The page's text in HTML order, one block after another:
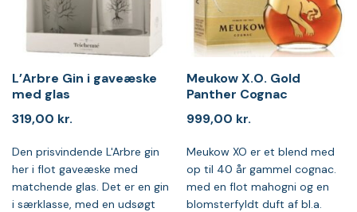
L’Arbre Gin i gaveæske
med glas
319,00 kr.
Den prisvindende L'Arbre gin
her i flot gaveæske med
matchende glas. Det er en gin
i særklasse, med en udsøgt
Meukow X.O. Gold
Panther Cognac
999,00 kr.
Meukow XO er et blend med
op til 40 år gammel cognac.
med en flot mahogni og en
blomsterfyldt duft af bl.a.